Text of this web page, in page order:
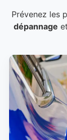
Prévenez les
dépannage